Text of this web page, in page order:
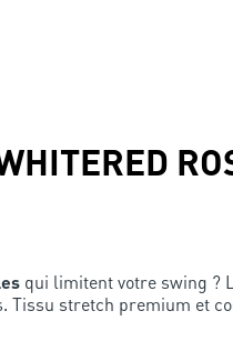
qui limitent votre swing ?
Tissu stretch premium et